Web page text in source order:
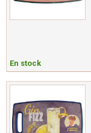
En stock